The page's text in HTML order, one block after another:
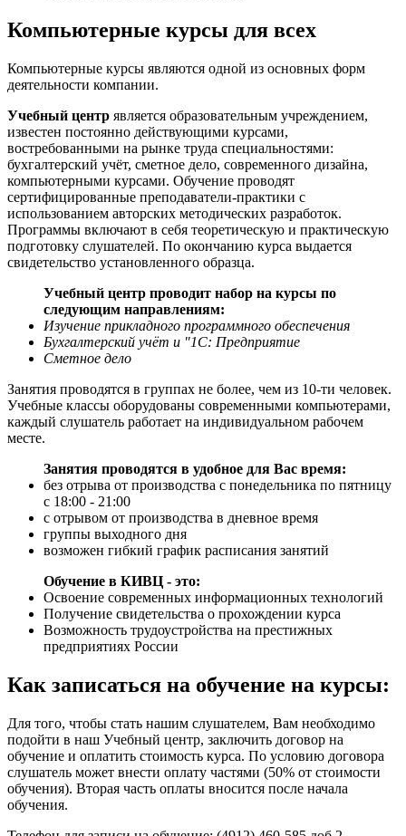
Компьютерные курсы для всех
Компьютерные курсы являются одной из основных форм
деятельности компании.
Учебный центр является образовательным учреждением,
известен постоянно действующими курсами,
востребованными на рынке труда специальностями:
бухгалтерский учёт, сметное дело, современного дизайна,
компьютерными курсами. Обучение проводят
сертифицированные преподаватели-практики с
использованием авторских методических разработок.
Программы включают в себя теоретическую и практическую
подготовку слушателей. По окончанию курса выдается
свидетельство установленного образца.
Учебный центр проводит набор на курсы по
следующим направлениям:
Изучение прикладного программного обеспечения
Бухгалтерский учёт и "1С: Предприятие
Сметное дело
Занятия проводятся в группах не более, чем из 10-ти человек.
Учебные классы оборудованы современными компьютерами,
каждый слушатель работает на индивидуальном рабочем
месте.
Занятия проводятся в удобное для Вас время:
без отрыва от производства с понедельника по пятницу
с 18:00 - 21:00
с отрывом от производства в дневное время
группы выходного дня
возможен гибкий график расписания занятий
Обучение в КИВЦ - это:
Освоение современных информационных технологий
Получение свидетельства о прохождении курса
Возможность трудоустройства на престижных
предприятиях России
Как записаться на обучение на курсы:
Для того, чтобы стать нашим слушателем, Вам необходимо
подойти в наш Учебный центр, заключить договор на
обучение и оплатить стоимость курса. По условию договора
слушатель может внести оплату частями (50% от стоимости
обучения). Вторая часть оплаты вносится после начала
обучения.